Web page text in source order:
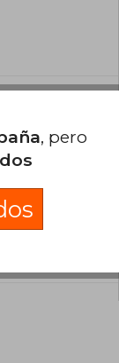
libro?
Tapa
, pero